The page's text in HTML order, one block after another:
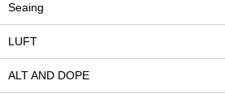
Seaing
LUFT
ALT AND DOPE